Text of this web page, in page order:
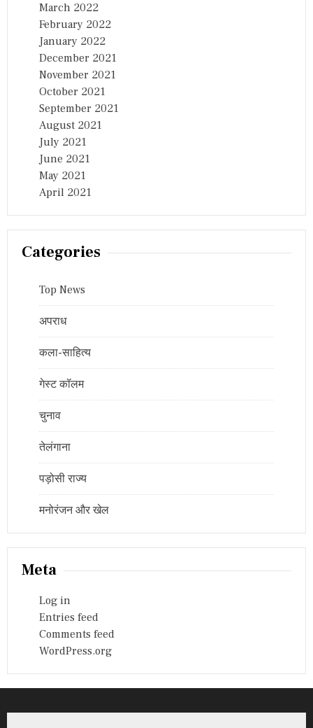
March 2022
February 2022
January 2022
December 2021
November 2021
October 2021
September 2021
August 2021
July 2021
June 2021
May 2021
April 2021
Categories
Top News
अपराध
कला-साहित्य
गेस्ट कॉलम
चुनाव
तेलंगाना
पड़ोसी राज्य
मनोरंजन और खेल
Meta
Log in
Entries feed
Comments feed
WordPress.org